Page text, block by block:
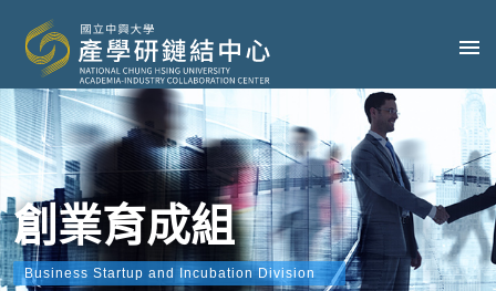
創業育成組
Business Startup and Incubation Division